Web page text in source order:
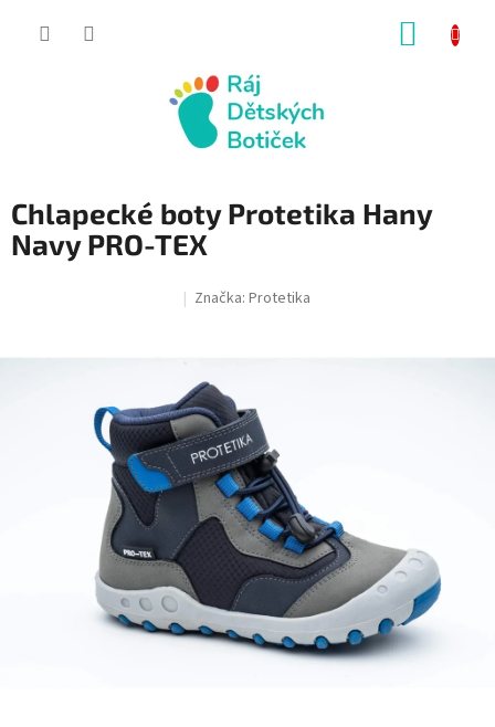
Chlapecké boty Protetika Hany
Navy PRO-TEX
Značka: Protetika